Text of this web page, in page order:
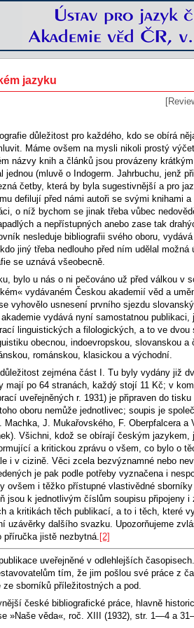
jazyku
důležitost pro každého, kdo se obírá
Máme ovšem na mysli nikoli prostý
názvy knih a článků jsou provázeny
jednou (mluvě o Indogerm. Jahrbuchu, jenž
četby, která by byla sugestivnější a pro
defilují před námi autoři se svými knihami
o níž bychom se jinak třeba vůbec
a nepřístupných anebo zase tak
nesleduje bibliografii svého oboru,
jiný třeba nedlouho před ním udělal možná
se uznává všeobecně.
bylo u nás o ni pečováno už před válkou v
vydávaném Českou akademií věd a
vyhovělo usnesení prvního sjezdu
vydává nyní samostatnou publikaci,
linguistických a filologických, a to ve dvou
obecnou, indoevropskou, slovanskou a
románskou, klasickou a východní.
zejména část I. Tu byly vydány již
mají po 64 stranách, každý stojí 11 Kč; v
uveřejněných r. 1931) je připraven do
oboru nemůže jednotlivec; soupis je
Machka, J. Mukařovského, F. Oberpfalcera a
Všichni, kdož se obírají českým jazykem,
a kritickou zprávu o všem, co bylo o
i v cizině. Věci zcela bezvýznamné nebo
je pak podle potřeby vyznačena i
ovšem i těžko přístupné vlastivědné
jsou k jednotlivým číslům soupisu připojeny i
a kritikách těch publikací, a to i těch, které
uzávěrky dalšího svazku. Upozorňujeme
jistě nezbytná. [2]
uveřejněné v odlehlejších
tím, že jim pošlou své práce z
sborníků příležitostných a pod.
české bibliografické práce, hlavně
»Naše věda«, roč. XIII (1932), str. 1—4 a